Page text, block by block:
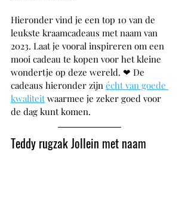
Hieronder vind je een top 10 van de
leukste kraamcadeaus met naam van
2023. Laat je vooral inspireren om een
mooi cadeau te kopen voor het kleine
wondertje op deze wereld. ❤ De
cadeaus hieronder zijn écht van goede
kwaliteit waarmee je zeker goed voor
de dag kunt komen.
Teddy rugzak Jollein met naam